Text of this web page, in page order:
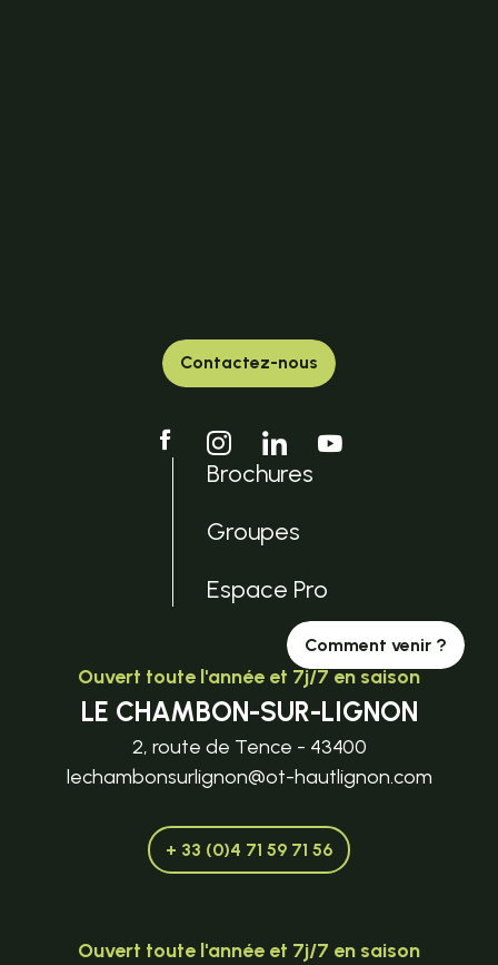
Contactez-nous
Brochures
Groupes
Espace Pro
Comment venir ?
Ouvert toute l'année et 7j/7 en saison
LE CHAMBON-SUR-LIGNON
2, route de Tence - 43400
lechambonsurlignon@ot-hautlignon.com
+ 33 (0)4 71 59 71 56
Ouvert toute l'année et 7j/7 en saison